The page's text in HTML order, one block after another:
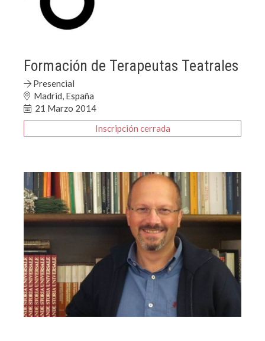
Formación de Terapeutas Teatrales
Presencial
Madrid, España
21 Marzo 2014
Inscripción